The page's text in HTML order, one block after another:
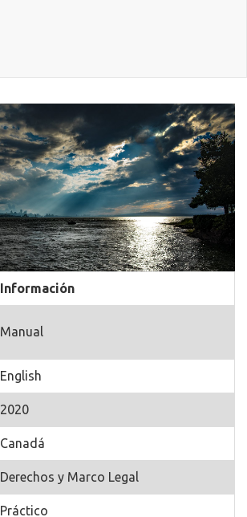
Información
Manual
English
2020
Canadá
Derechos y Marco Legal
Práctico